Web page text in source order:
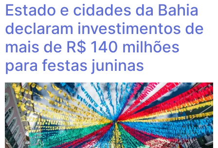
Estado e cidades da Bahia
declaram investimentos de
mais de R$ 140 milhões
para festas juninas